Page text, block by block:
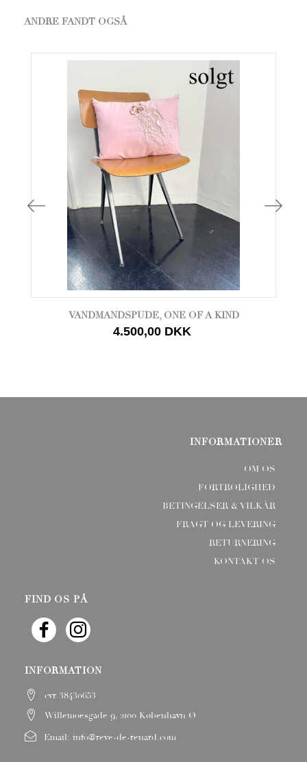
ANDRE FANDT OGSÅ
VANDMANDSPUDE, ONE OF A KIND
4.500,00 DKK
INFORMATIONER
OM OS
FORTROLIGHED
BETINGELSER & VILKÅR
FRAGT OG LEVERING
RETURNERING
KONTAKT OS
FIND OS PÅ
INFORMATION
cvr 38430653
Willemoesgade 9, 2100 København Ø
Email: info@reve-de-renard.com